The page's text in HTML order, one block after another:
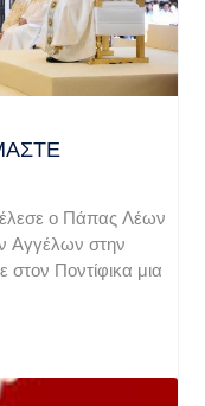
ο Πάπας Λέων
Αγγέλων στην
Ποντίφικα μια